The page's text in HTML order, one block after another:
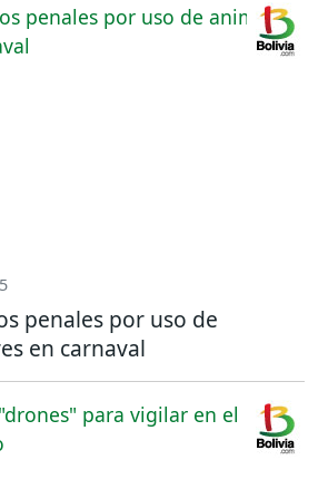
penales por uso de
en carnaval